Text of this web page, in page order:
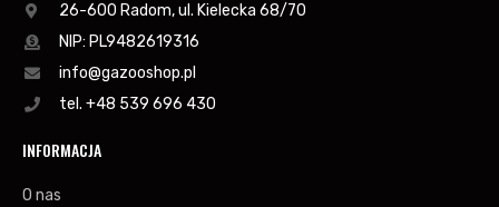
26-600 Radom, ul. Kielecka 68/70
NIP: PL9482619316
info@gazooshop.pl
tel. +48 539 696 430
INFORMACJA
O nas